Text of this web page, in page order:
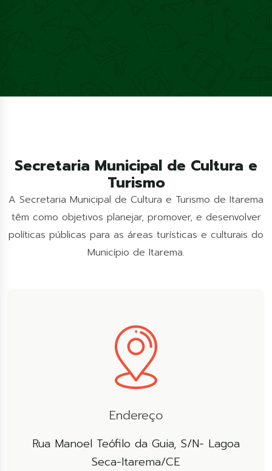
Secretaria Municipal de Cultura e
Turismo
A Secretaria Municipal de Cultura e Turismo de Itarema
têm como objetivos planejar, promover, e desenvolver
políticas públicas para as áreas turísticas e culturais do
Município de Itarema.
Endereço
Rua Manoel Teófilo da Guia, S/N- Lagoa
Seca-Itarema/CE